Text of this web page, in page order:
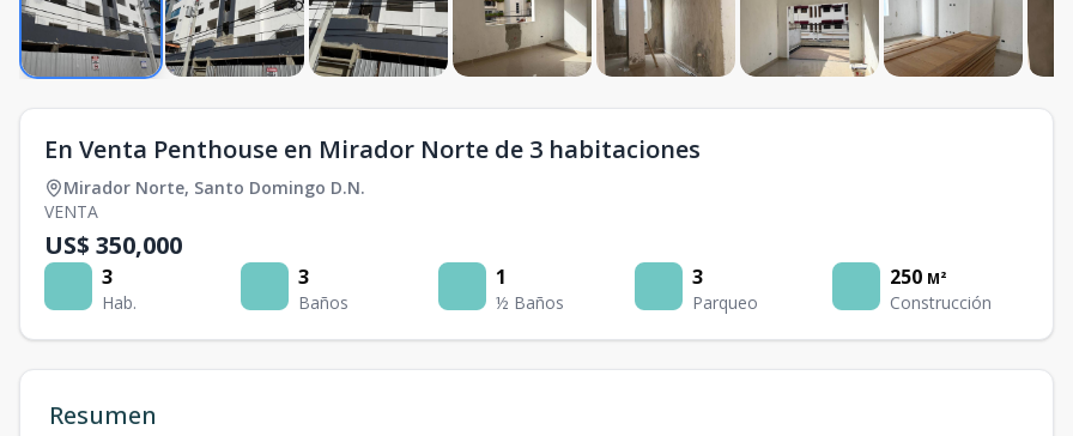
En Venta Penthouse en Mirador Norte de 3 habitaciones
Mirador Norte, Santo Domingo D.N.
VENTA
US$ 350,000
3
Hab.
3
Baños
1
½ Baños
3
Parqueo
250 M²
Construcción
Resumen